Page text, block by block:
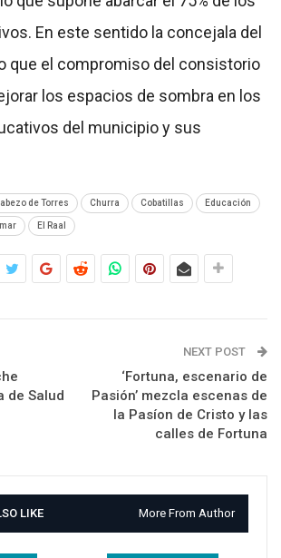
En este sentido la concejala del
que el compromiso del consistorio
los espacios de sombra en los
del municipio y sus
de Torres Churra Cobatillas Educación
El Raal
de Salud
NEXT POST
‘Fortuna, escenario de
Pasión’ mezcla escenas de
la Pasíon de Cristo y las
calles de Fortuna
LIKE More From Author